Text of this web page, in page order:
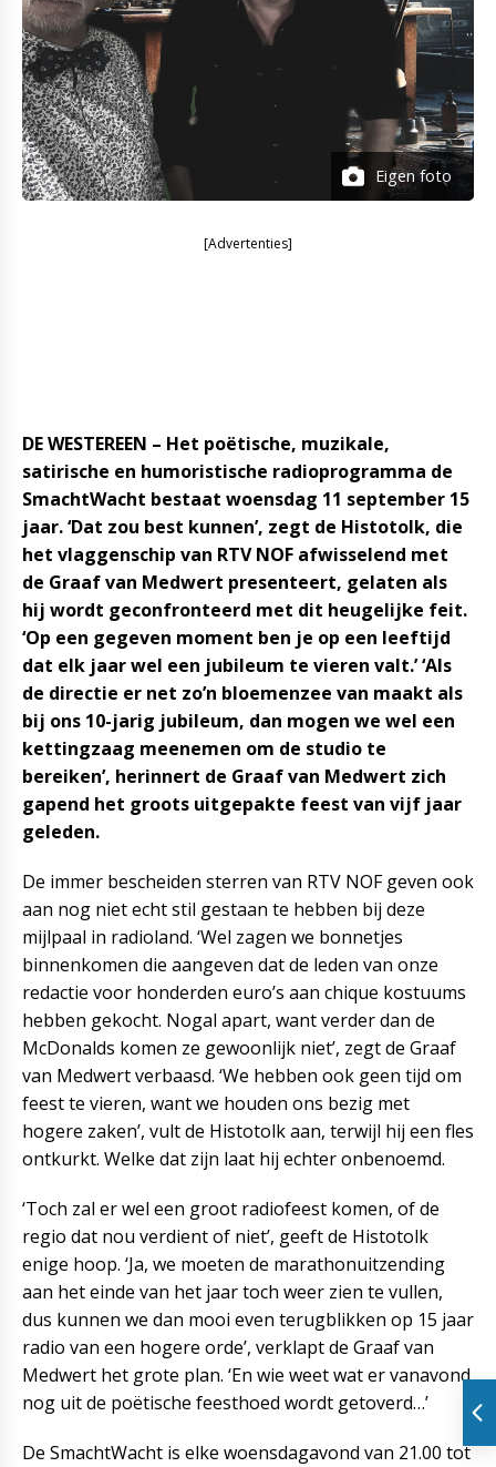
Eigen foto
[Advertenties]
DE WESTEREEN – Het poëtische, muzikale,
satirische en humoristische radioprogramma de
SmachtWacht bestaat woensdag 11 september 15
jaar. ‘Dat zou best kunnen’, zegt de Histotolk, die
het vlaggenschip van RTV NOF afwisselend met
de Graaf van Medwert presenteert, gelaten als
hij wordt geconfronteerd met dit heugelijke feit.
‘Op een gegeven moment ben je op een leeftijd
dat elk jaar wel een jubileum te vieren valt.’ ‘Als
de directie er net zo’n bloemenzee van maakt als
bij ons 10-jarig jubileum, dan mogen we wel een
kettingzaag meenemen om de studio te
bereiken’, herinnert de Graaf van Medwert zich
gapend het groots uitgepakte feest van vijf jaar
geleden.
De immer bescheiden sterren van RTV NOF geven ook
aan nog niet echt stil gestaan te hebben bij deze
mijlpaal in radioland. ‘Wel zagen we bonnetjes
binnenkomen die aangeven dat de leden van onze
redactie voor honderden euro’s aan chique kostuums
hebben gekocht. Nogal apart, want verder dan de
McDonalds komen ze gewoonlijk niet’, zegt de Graaf
van Medwert verbaasd. ‘We hebben ook geen tijd om
feest te vieren, want we houden ons bezig met
hogere zaken’, vult de Histotolk aan, terwijl hij een fles
ontkurkt. Welke dat zijn laat hij echter onbenoemd.
‘Toch zal er wel een groot radiofeest komen, of de
regio dat nou verdient of niet’, geeft de Histotolk
enige hoop. ‘Ja, we moeten de marathonuitzending
aan het einde van het jaar toch weer zien te vullen,
dus kunnen we dan mooi even terugblikken op 15 jaar
radio van een hogere orde’, verklapt de Graaf van
Medwert het grote plan. ‘En wie weet wat er vanavond
nog uit de poëtische feesthoed wordt getoverd…’
De SmachtWacht is elke woensdagavond van 21.00 tot